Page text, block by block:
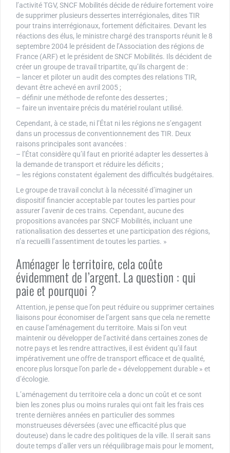
l’activité TGV, SNCF Mobilités décide de réduire fortement voire
de supprimer plusieurs dessertes interrégionales, dites TIR
pour trains interrégionaux, fortement déficitaires. Devant les
réactions des élus, le ministre chargé des transports réunit le 8
septembre 2004 le président de l’Association des régions de
France (ARF) et le président de SNCF Mobilités. Ils décident de
créer un groupe de travail tripartite, qu’ils chargent de :
– lancer et piloter un audit des comptes des relations TIR,
devant être achevé en avril 2005 ;
– définir une méthode de refonte des dessertes ;
– faire un inventaire précis du matériel roulant utilisé.
Cependant, à ce stade, ni l’État ni les régions ne s’engagent
dans un processus de conventionnement des TIR. Deux
raisons principales sont avancées :
– l’État considère qu’il faut en priorité adapter les dessertes à
la demande de transport et réduire les déficits ;
– les régions constatent également des difficultés budgétaires.
Le groupe de travail conclut à la nécessité d’imaginer un
dispositif financier acceptable par toutes les parties pour
assurer l’avenir de ces trains. Cependant, aucune des
propositions avancées par SNCF Mobilités, incluant une
rationalisation des dessertes et une participation des régions,
n’a recueilli l’assentiment de toutes les parties. »
Aménager le territoire, cela coûte
évidemment de l’argent. La question : qui
paie et pourquoi ?
Attention, je pense que l’on peut réduire ou supprimer certaines
liaisons pour économiser de l’argent sans que cela ne remette
en cause l’aménagement du territoire. Mais si l’on veut
maintenir ou développer de l’activité dans certaines zones de
notre pays et les rendre attractives, il est évident qu’il faut
impérativement une offre de transport efficace et de qualité,
encore plus lorsque l’on parle de « développement durable » et
d’écologie.
L’aménagement du territoire cela a donc un coût et ce sont
bien les zones plus ou moins rurales qui ont fait les frais ces
trente dernières années en particulier des sommes
monstrueuses déversées (avec une efficacité plus que
douteuse) dans le cadre des politiques de la ville. Il serait sans
doute temps d’aller vers un rééquilibrage mais pour le moment,